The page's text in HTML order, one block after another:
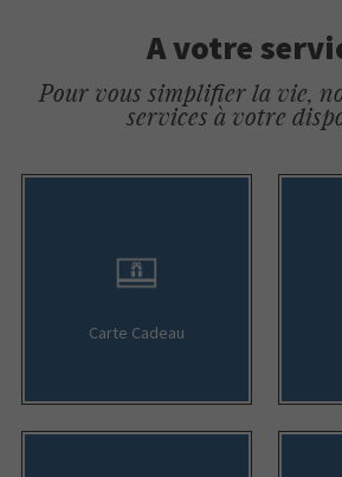
A votre
Pour vous simplifier la vie,
services à votre
Carte Cadeau